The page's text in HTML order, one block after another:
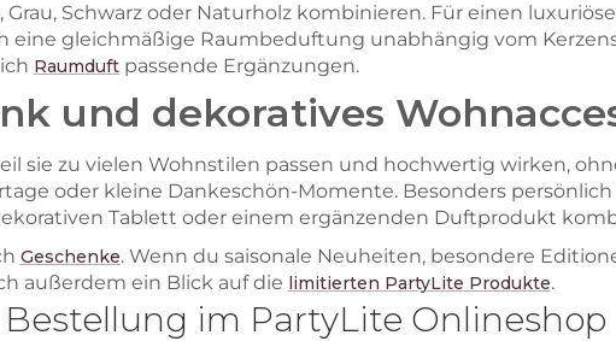
Schwarz oder Naturholz kombinieren. Für einen
eine gleichmäßige Raumbeduftung unabhängig vom
Raumduft passende Ergänzungen.
und dekoratives
sie zu vielen Wohnstilen passen und hochwertig wirken,
oder kleine Dankeschön-Momente. Besonders
Tablett oder einem ergänzenden Duftprodukt
Geschenke. Wenn du saisonale Neuheiten, besondere
außerdem ein Blick auf die limitierten PartyLite Produkte.
im PartyLite Onlineshop